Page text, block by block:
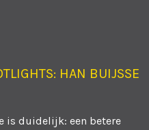
HAN BUIJSSE
is duidelijk: een betere